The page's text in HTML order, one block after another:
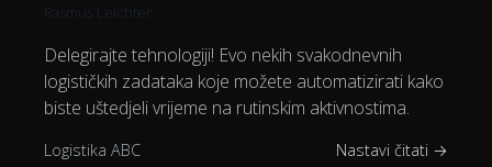
Rasmus Leichter
Delegirajte tehnologiji! Evo nekih svakodnevnih
logističkih zadataka koje možete automatizirati kako
biste uštedjeli vrijeme na rutinskim aktivnostima.
Logistika ABC Nastavi čitati →